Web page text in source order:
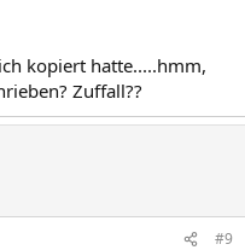
kopiert hatte.....hmm,
Zuffall??
#9